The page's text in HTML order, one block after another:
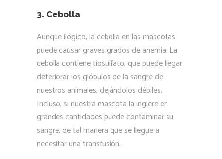
3. Cebolla
Aunque ilógico, la cebolla en las mascotas
puede causar graves grados de anemia. La
cebolla contiene tiosulfato, que puede llegar
deteriorar los glóbulos de la sangre de
nuestros animales, dejándolos débiles.
Incluso, si nuestra mascota la ingiere en
grandes cantidades puede contaminar su
sangre, de tal manera que se llegue a
necesitar una transfusión.